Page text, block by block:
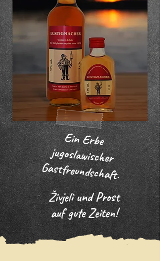
EinErbe
jugoslawischer
Gastfreundschaft.
Živjeli und Prost
auf gute Zeiten!